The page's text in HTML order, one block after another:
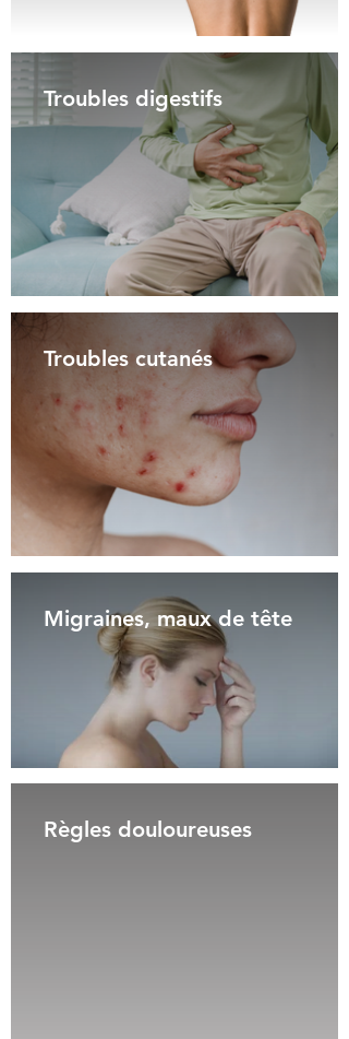
Troubles digestifs
Troubles cutanés
Migraines, maux de tête
Règles douloureuses